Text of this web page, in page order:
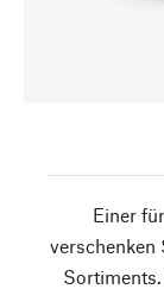
Einer
verschenken